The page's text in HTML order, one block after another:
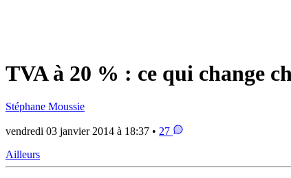
TVA à 20 % : ce qui change
Stéphane Moussie
vendredi 03 janvier 2014 à 18:37 • 27
Ailleurs